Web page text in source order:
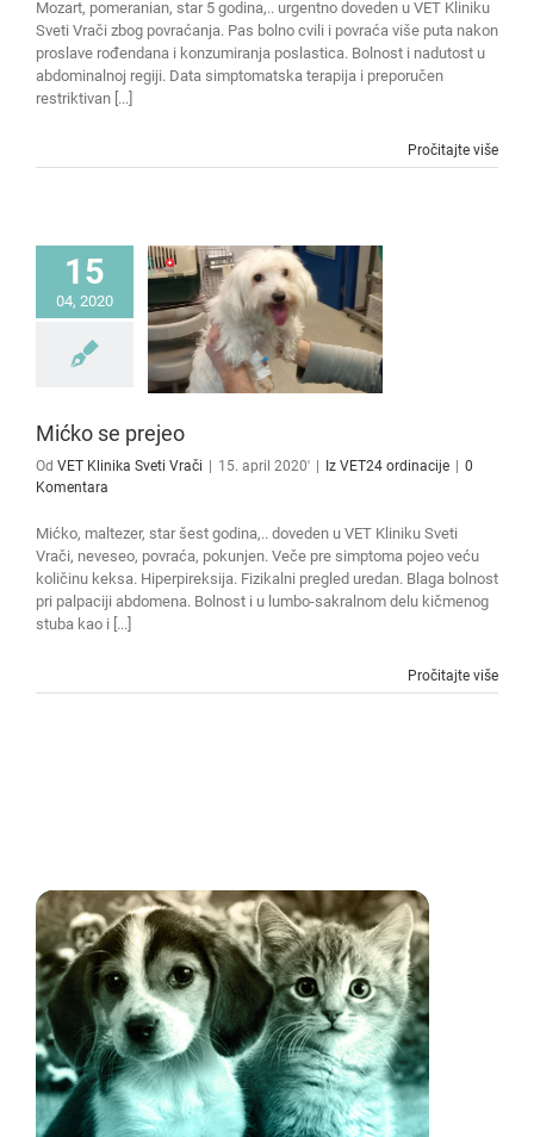
Mozart, pomeranian, star 5 godina,.. urgentno doveden u VET Kliniku
Sveti Vrači zbog povraćanja. Pas bolno cvili i povraća više puta nakon
proslave rođendana i konzumiranja poslastica. Bolnost i nadutost u
abdominalnoj regiji. Data simptomatska terapija i preporučen
restriktivan [...]
Pročitajte više
15
04, 2020
Mićko se prejeo
Od VET Klinika Sveti Vrači 15. april 2020' Iz VET24 ordinacije
0
Komentara
Mićko, maltezer, star šest godina,.. doveden u VET Kliniku Sveti
Vrači, neveseo, povraća, pokunjen. Veče pre simptoma pojeo veću
količinu keksa. Hiperpireksija. Fizikalni pregled uredan. Blaga bolnost
pri palpaciji abdomena. Bolnost i u lumbo-sakralnom delu kičmenog
stuba kao i [...]
Pročitajte više